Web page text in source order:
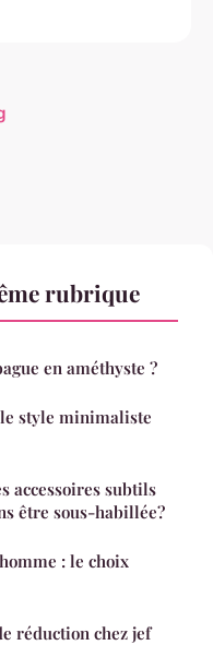
rubrique
en améthyste ?
style minimaliste
accessoires subtils
être sous-habillée?
: le choix
réduction chez jef